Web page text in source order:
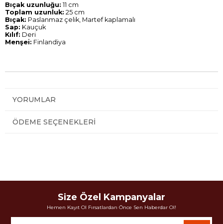
Bıçak uzunluğu: 11 cm
Toplam uzunluk: 25 cm
Bıçak: Paslanmaz çelik, Martef kaplamalı
Sap: Kauçuk
Kılıf: Deri
Menşei: Finlandiya
YORUMLAR
ÖDEME SEÇENEKLERI
Size Özel Kampanyalar
Hemen Kayıt Ol Fırsatlardan Önce Sen Haberdar Ol!